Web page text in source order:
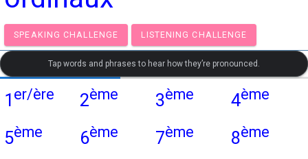
SPEAKING CHALLENGE LISTENING CHALLENGE
Tap words and phrases to hear how they’re pronounced.
1 er/ère 2ème 3ème 4ème
5ème 6ème 7ème 8ème